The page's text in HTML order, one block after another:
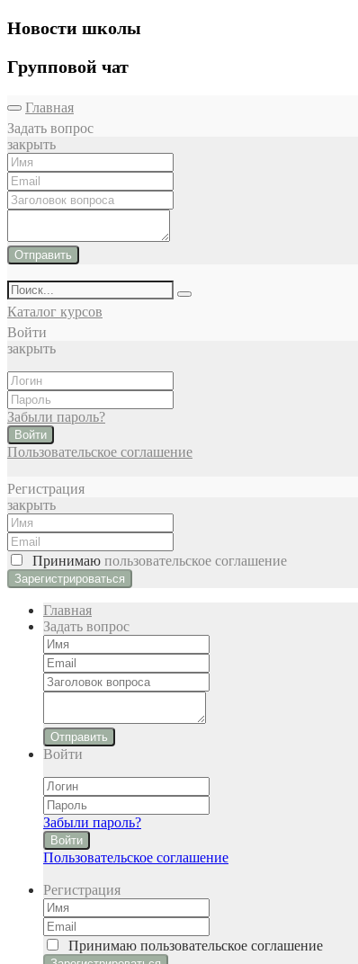
Новости школы
Групповой чат
Главная
Задать вопрос
закрыть
Отправить
Каталог курсов
Войти
закрыть
Забыли пароль?
Войти
Пользовательское соглашение
Регистрация
закрыть
Принимаю пользовательское соглашение
Главная
Задать вопрос
Отправить
Войти
Забыли пароль?
Войти
Пользовательское соглашение
Регистрация
Принимаю пользовательское соглашение